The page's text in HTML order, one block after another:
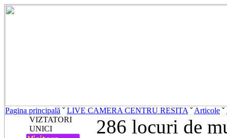
Pagina principală ˇLIVE CAMERA CENTRU RESITA ˇArticole ˇ
VIZTATORI
UNICI
286 locuri de